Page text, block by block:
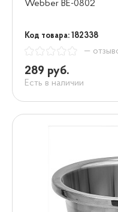
Webber BE-0802
Код товара: 182338
—
289 руб.
Есть в наличии